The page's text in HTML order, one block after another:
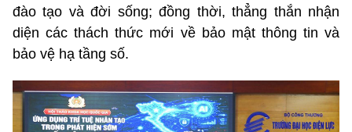
đào tạo và đời sống; đồng thời, thẳng thắn nhận
diện các thách thức mới về bảo mật thông tin và
bảo vệ hạ tầng số.